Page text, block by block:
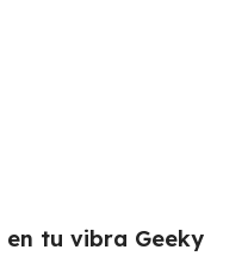
en tu vibra Geeky